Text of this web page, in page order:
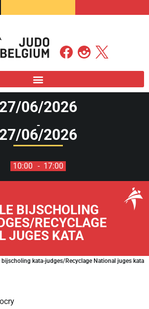
27/06/2026
-
27/06/2026
10:00 - 17:00
BIJSCHOLING
RECYCLAGE
JUGES KATA
bijscholing kata-judges/Recyclage National juges kata